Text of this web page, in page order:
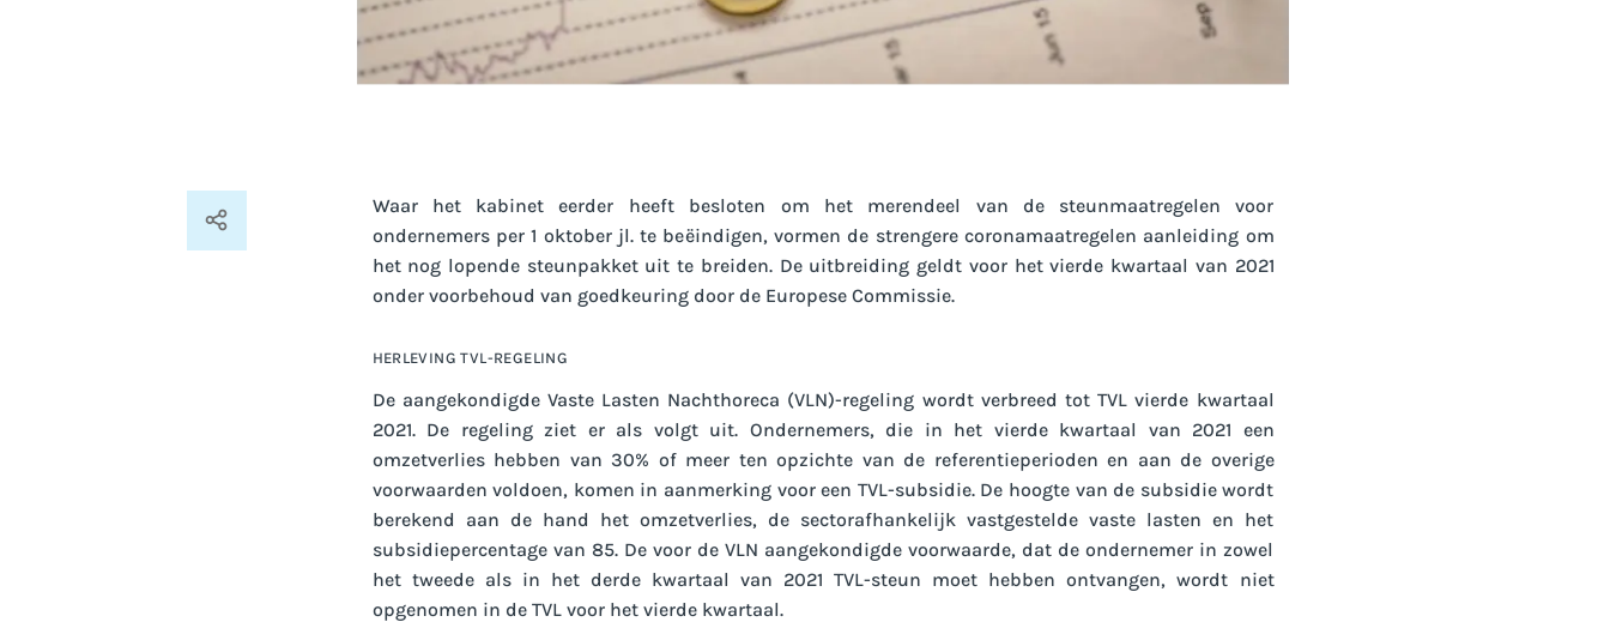
Waar het kabinet eerder heeft besloten om het merendeel van de steunmaatregelen voor
ondernemers per 1 oktober jl. te beëindigen, vormen de strengere coronamaatregelen aanleiding om
het nog lopende steunpakket uit te breiden. De uitbreiding geldt voor het vierde kwartaal van 2021
onder voorbehoud van goedkeuring door de Europese Commissie.
HERLEVING TVL-REGELING
De aangekondigde Vaste Lasten Nachthoreca (VLN)-regeling wordt verbreed tot TVL vierde kwartaal
2021. De regeling ziet er als volgt uit. Ondernemers, die in het vierde kwartaal van 2021 een
omzetverlies hebben van 30% of meer ten opzichte van de referentieperioden en aan de overige
voorwaarden voldoen, komen in aanmerking voor een TVL-subsidie. De hoogte van de subsidie wordt
berekend aan de hand het omzetverlies, de sectorafhankelijk vastgestelde vaste lasten en het
subsidiepercentage van 85. De voor de VLN aangekondigde voorwaarde, dat de ondernemer in zowel
het tweede als in het derde kwartaal van 2021 TVL-steun moet hebben ontvangen, wordt niet
opgenomen in de TVL voor het vierde kwartaal.